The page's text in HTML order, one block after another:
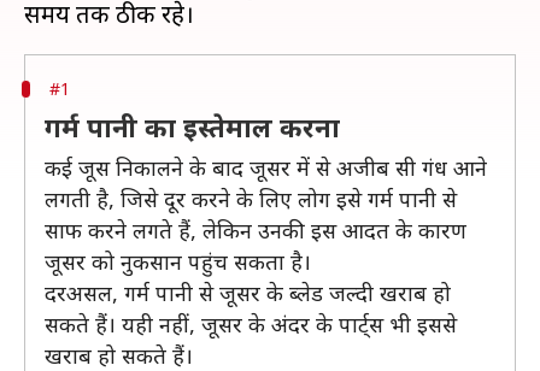
#1
गर्म पानी का इस्तेमाल करना
कई जूस निकालने के बाद जूसर में से अजीब सी गंध आने
लगती है, जिसे दूर करने के लिए लोग इसे गर्म पानी से
साफ करने लगते हैं, लेकिन उनकी इस आदत के कारण
जूसर को नुकसान पहुंच सकता है।
दरअसल, गर्म पानी से जूसर के ब्लेड जल्दी खराब हो
सकते हैं। यही नहीं, जूसर के अंदर के पार्ट्स भी इससे
खराब हो सकते हैं।